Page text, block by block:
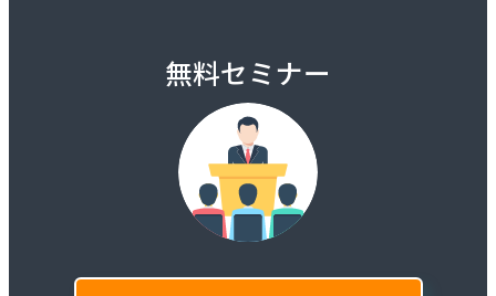
無料セミナー